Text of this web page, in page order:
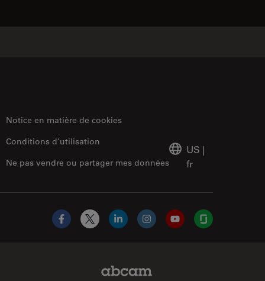
Notice en matière de cookies
Ne pas vendre ou partager mes données
Conditions d’utilisation
US |
fr
Facebook
X LinkedInInstagramYouTubeGlassdoor